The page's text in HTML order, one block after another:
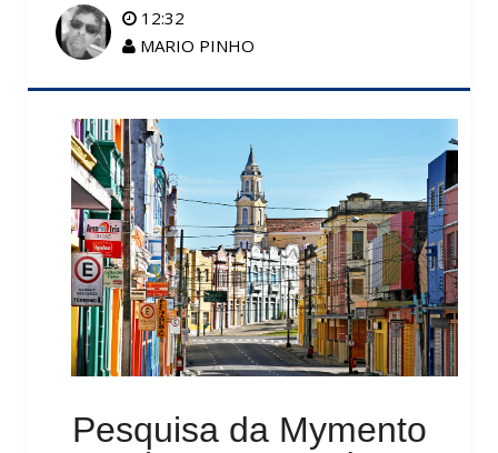
12:32
MARIO PINHO
Pesquisa da Mymento